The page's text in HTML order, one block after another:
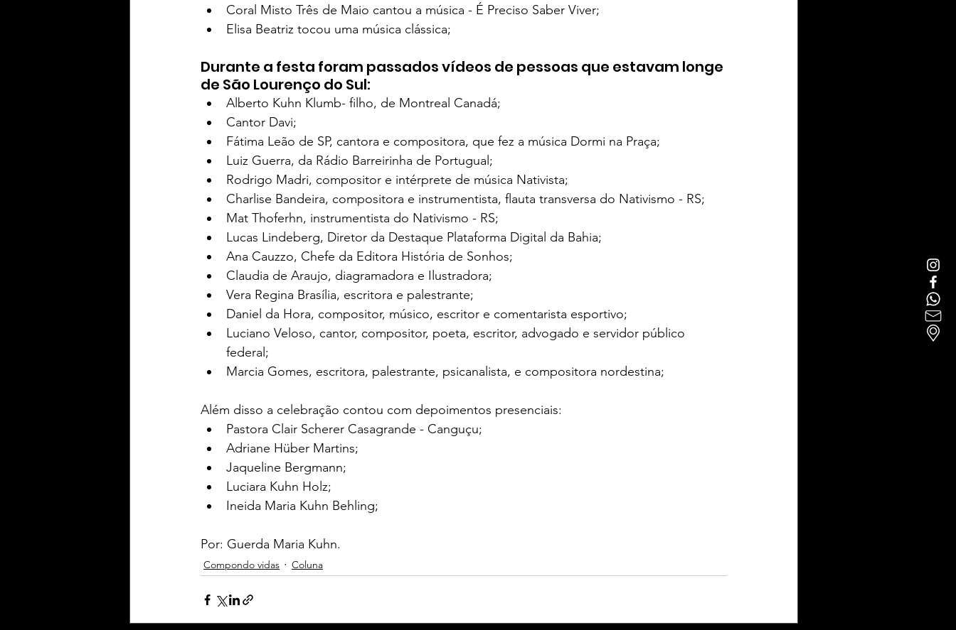
Coral Misto Três de Maio cantou a música - É Preciso Saber Viver;
Elisa Beatriz tocou uma música clássica;
Durante a festa foram passados vídeos de pessoas que estavam longe
de São Lourenço do Sul:
Alberto Kuhn Klumb- filho, de Montreal Canadá;
Cantor Davi;
Fátima Leão de SP, cantora e compositora, que fez a música Dormi na Praça;
Luiz Guerra, da Rádio Barreirinha de Portugual;
Rodrigo Madri, compositor e intérprete de música Nativista;
Charlise Bandeira, compositora e instrumentista, flauta transversa do Nativismo - RS;
Mat Thoferhn, instrumentista do Nativismo - RS;
Lucas Lindeberg, Diretor da Destaque Plataforma Digital da Bahia;
Ana Cauzzo, Chefe da Editora História de Sonhos;
Claudia de Araujo, diagramadora e Ilustradora;
Vera Regina Brasília, escritora e palestrante;
Daniel da Hora, compositor, músico, escritor e comentarista esportivo;
Luciano Veloso, cantor, compositor, poeta, escritor, advogado e servidor público
federal;
Marcia Gomes, escritora, palestrante, psicanalista, e compositora nordestina;
Além disso a celebração contou com depoimentos presenciais:
Pastora Clair Scherer Casagrande - Canguçu;
Adriane Hüber Martins;
Jaqueline Bergmann;
Luciara Kuhn Holz;
Ineida Maria Kuhn Behling;
Por: Guerda Maria Kuhn.
Compondo vidas Coluna